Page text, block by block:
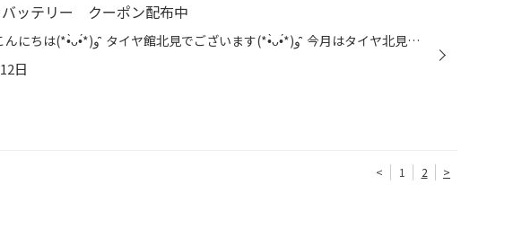
ッテリー クーポン配布中
みなさん、こんにちは(*•̀ᴗ•́*)و ̑̑ タイヤ館北見でございます(*•̀ᴗ•́*)و ̑̑ 今月はタイヤ北見店限定の バッテリー15%オフクーポンが配信されていますよ！ 寒くなると、バッテリー上がりが気になりませんか？ 気温が下がるとバッテリーの消耗も進み、 突然エンジンがかからない！なーんて事も、、(´...
日
< 1 2 >